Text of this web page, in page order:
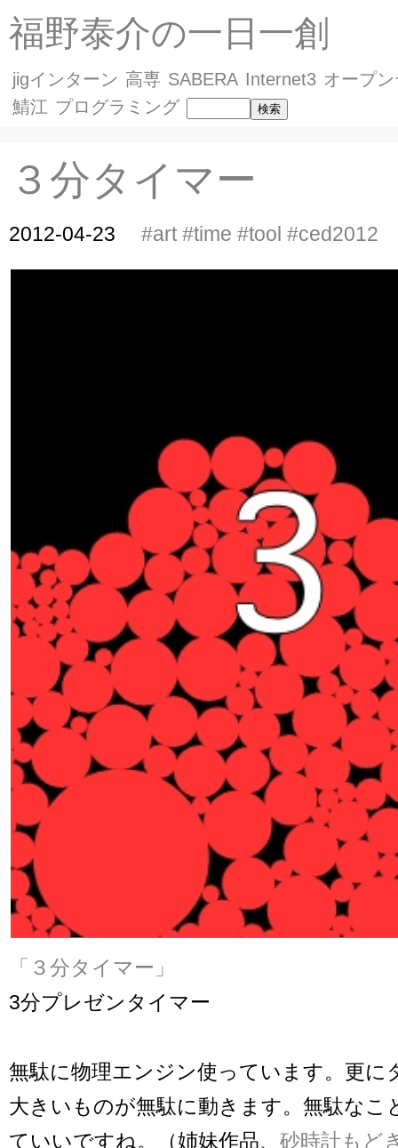
福野泰介の一日一創
jigインターン 高専 SABERA Internet3 オープ
鯖江 プログラミング
３分タイマー
2012-04-23 #art #time #tool #ced2012
「３分タイマー」
3分プレゼンタイマー
無駄に物理エンジン使っています。更に
大きいものが無駄に動きます。無駄なこ
ていいですね。（姉妹作品、 砂時計もど